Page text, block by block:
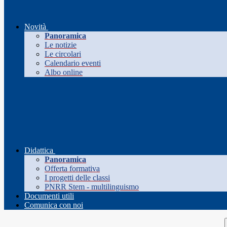
Novità
Panoramica
Le notizie
Le circolari
Calendario eventi
Albo online
Didattica
Panoramica
Offerta formativa
I progetti delle classi
PNRR Stem - multilinguismo
Documenti utili
Comunica con noi